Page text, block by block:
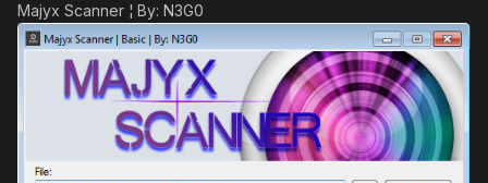
Majyx Scanner ¦ By: N3G0